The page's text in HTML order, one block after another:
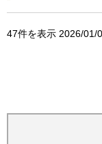
47件を表示 2026/01/